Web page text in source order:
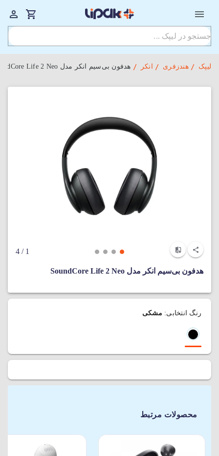
لیپک هندزفری انکر هدفون بی‌سیم انکر مدل SoundCore Life 2 Neo
1
/ 4
هدفون بی‌سیم انکر مدل SoundCore Life 2 Neo
رنگ انتخابی: مشکی
محصولات مرتبط